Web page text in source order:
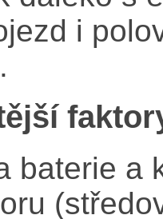
i
baterie a